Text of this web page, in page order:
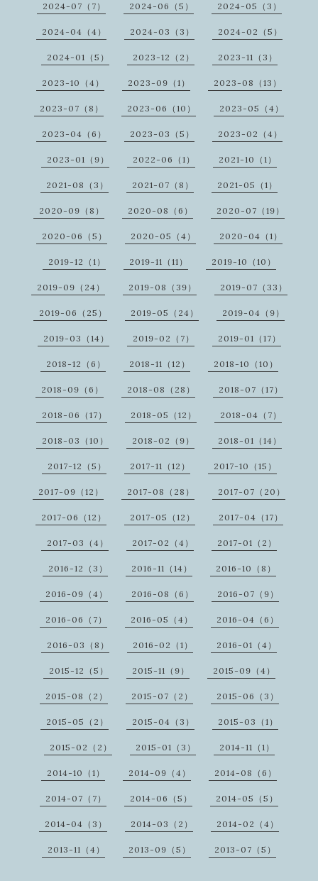
2024-07（7） 2024-06（5） 2024-05（3）
2024-04（4） 2024-03（3） 2024-02（5）
2024-01（5） 2023-12（2） 2023-11（3）
2023-10（4） 2023-09（1） 2023-08（13）
2023-07（8） 2023-06（10） 2023-05（4）
2023-04（6） 2023-03（5） 2023-02（4）
2023-01（9） 2022-06（1） 2021-10（1）
2021-08（3） 2021-07（8） 2021-05（1）
2020-09（8） 2020-08（6） 2020-07（19）
2020-06（5） 2020-05（4） 2020-04（1）
2019-12（1） 2019-11（11） 2019-10（10）
2019-09（24） 2019-08（39） 2019-07（33）
2019-06（25） 2019-05（24） 2019-04（9）
2019-03（14） 2019-02（7） 2019-01（17）
2018-12（6） 2018-11（12） 2018-10（10）
2018-09（6） 2018-08（28） 2018-07（17）
2018-06（17） 2018-05（12） 2018-04（7）
2018-03（10） 2018-02（9） 2018-01（14）
2017-12（5） 2017-11（12） 2017-10（15）
2017-09（12） 2017-08（28） 2017-07（20）
2017-06（12） 2017-05（12） 2017-04（17）
2017-03（4） 2017-02（4） 2017-01（2）
2016-12（3） 2016-11（14） 2016-10（8）
2016-09（4） 2016-08（6） 2016-07（9）
2016-06（7） 2016-05（4） 2016-04（6）
2016-03（8） 2016-02（1） 2016-01（4）
2015-12（5） 2015-11（9） 2015-09（4）
2015-08（2） 2015-07（2） 2015-06（3）
2015-05（2） 2015-04（3） 2015-03（1）
2015-02（2） 2015-01（3） 2014-11（1）
2014-10（1） 2014-09（4） 2014-08（6）
2014-07（7） 2014-06（5） 2014-05（5）
2014-04（3） 2014-03（2） 2014-02（4）
2013-11（4） 2013-09（5） 2013-07（5）